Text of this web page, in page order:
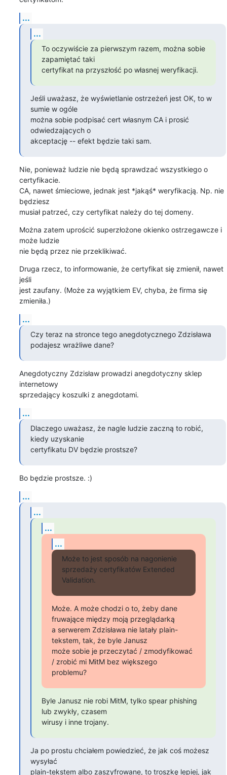
...
...
To oczywiście za pierwszym razem, można sobie
zapamiętać taki
certyfikat na przyszłość po własnej weryfikacji.
Jeśli uważasz, że wyświetlanie ostrzeżeń jest OK, to w
sumie w ogóle
można sobie podpisać cert własnym CA i prosić
odwiedzających o
akceptację -- efekt będzie taki sam.
Nie, ponieważ ludzie nie będą sprawdzać wszystkiego o
certyfikacie.
CA, nawet śmieciowe, jednak jest *jakąś* weryfikacją. Np. nie
będziesz
musiał patrzeć, czy certyfikat należy do tej domeny.
Można zatem uprościć superzłożone okienko ostrzegawcze i
może ludzie
nie będą przez nie przeklikiwać.
Druga rzecz, to informowanie, że certyfikat się zmienił, nawet
jeśli
jest zaufany. (Może za wyjątkiem EV, chyba, że firma się
zmieniła.)
...
Czy teraz na stronce tego anegdotycznego Zdzisława
podajesz wrażliwe dane?
Anegdotyczny Zdzisław prowadzi anegdotyczny sklep
internetowy
sprzedający koszulki z anegdotami.
...
Dlaczego uważasz, że nagle ludzie zaczną to robić,
kiedy uzyskanie
certyfikatu DV będzie prostsze?
Bo będzie prostsze. :)
...
...
...
...
Może to jest sposób na nagonienie
sprzedaży certyfikatów Extended
Validation.
Może. A może chodzi o to, żeby dane
fruwające między moją przeglądarką
a serwerem Zdzisława nie latały plain-
tekstem, tak, że byle Janusz
może sobie je przeczytać / zmodyfikować
/ zrobić mi MitM bez większego
problemu?
Byle Janusz nie robi MitM, tylko spear phishing
lub zwykły, czasem
wirusy i inne trojany.
Ja po prostu chciałem powiedzieć, że jak coś możesz
wysyłać
plain-tekstem albo zaszyfrowane, to troszkę lepiej, jak